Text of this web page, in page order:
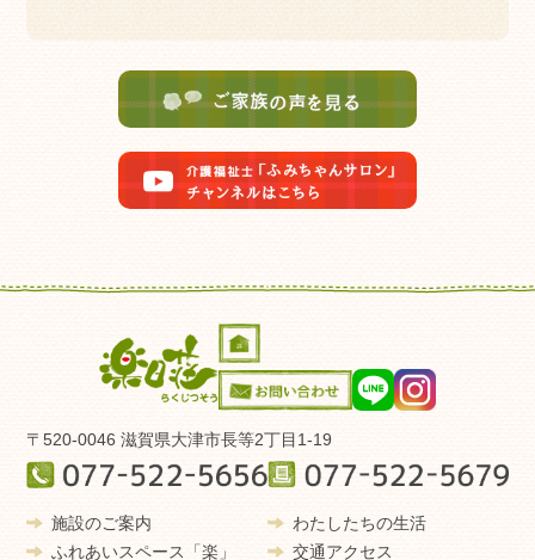
（1）サージカル（不織布）マスクの着用
【外出について】
原則不要、ただし食事時間と重複する外出、1時
間以上の外出の場合は
事前にお知らせください。
（2）外出時間帯
10：00～17：00
※感染対策
以下の感染対策を必ずお守りください。
2026/06/30
お誕生日おめでとうございます♪
2026/06/30
外国人材についての研修を受講しました。
2026/06/21
父の日のお祝い(^^♪
よし笛コンサート♬
〒520-0046 滋賀県大津市長等2丁目1-19
施設のご案内
わたしたちの生活
ふれあいスペース「楽」
交通アクセス